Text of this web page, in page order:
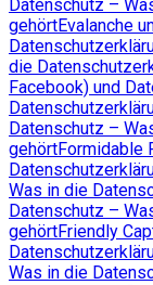
Datenschutz –
gehörtEvalanche
die
Facebook) und
Datenschutz –
gehörtFormidable
Was in die
Datenschutz –
gehörtFriendly
Was in die